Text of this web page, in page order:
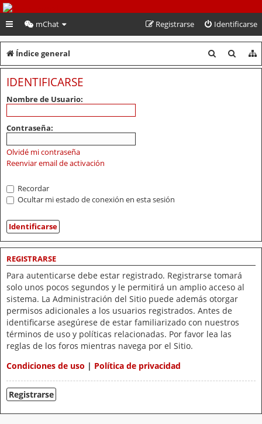
PeruVoley.com
mChat Identificarse
Registrarse
Índice general
u
u
IDENTIFICARSE
Nombre de Usuario:
Contraseña:
Olvidé mi contraseña
Reenviar email de activación
Recordar
Ocultar mi estado de conexión en esta sesión
REGISTRARSE
Para autenticarse debe estar registrado. Registrarse tomará
solo unos pocos segundos y le permitirá un amplio acceso al
sistema. La Administración del Sitio puede además otorgar
permisos adicionales a los usuarios registrados. Antes de
identificarse asegúrese de estar familiarizado con nuestros
términos de uso y políticas relacionadas. Por favor lea las
reglas de los foros mientras navega por el Sitio.
Condiciones de uso | Política de privacidad
Registrarse